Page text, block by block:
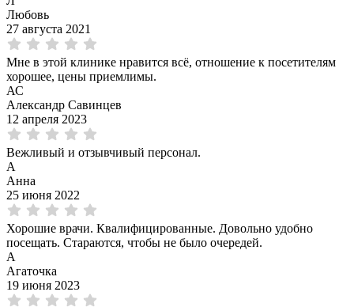
Любовь
27 августа 2021
Мне в этой клинике нравится всё, отношение к посетителям
хорошее, цены приемлимы.
АС
Александр Савинцев
12 апреля 2023
Вежливый и отзывчивый персонал.
А
Анна
25 июня 2022
Хорошие врачи. Квалифицированные. Довольно удобно
посещать. Стараются, чтобы не было очередей.
А
Агаточка
19 июня 2023